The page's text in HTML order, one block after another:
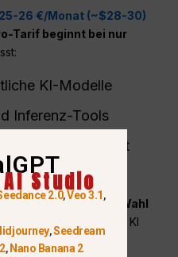
25-26 €/Monat (~$28-30)
Tarif beginnt bei nur
KI-Modelle
Inferenz-Tools
für Kreativität
kostengünstigere Wahl
die täglich auf KI
Studio
2.0,Veo 3.1,
,Seedream
,Nano Banana 2